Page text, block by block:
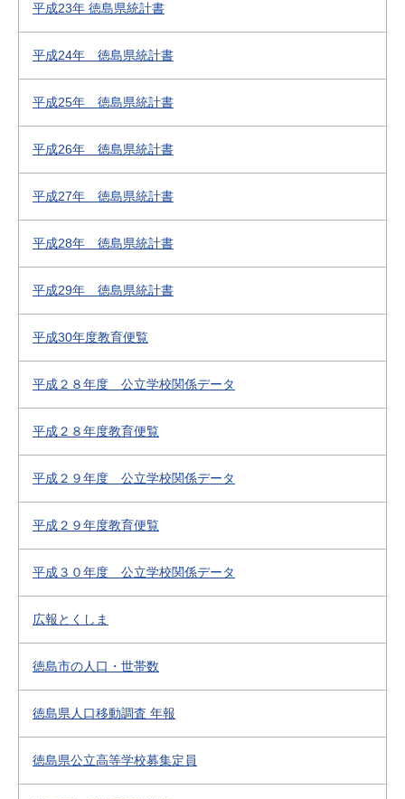
平成23年 徳島県統計書
平成24年 徳島県統計書
平成25年 徳島県統計書
平成26年 徳島県統計書
平成27年 徳島県統計書
平成28年 徳島県統計書
平成29年 徳島県統計書
平成30年度教育便覧
平成２８年度 公立学校関係データ
平成２８年度教育便覧
平成２９年度 公立学校関係データ
平成２９年度教育便覧
平成３０年度 公立学校関係データ
広報とくしま
徳島市の人口・世帯数
徳島県人口移動調査 年報
徳島県公立高等学校募集定員